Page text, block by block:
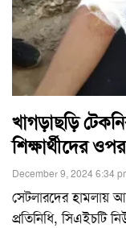
খাগড়াছড়ি
শিক্ষার্থীদের
December 9, 2024 6:34
সেটলারদের হামলায়
প্রতিনিধি, সিএইচটি